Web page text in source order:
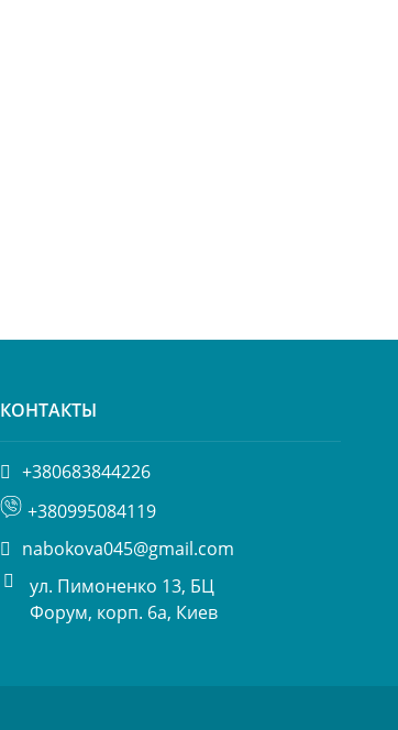
КОНТАКТЫ
+380683844226
+380995084119
nabokova045@gmail.com
ул. Пимоненко 13, БЦ
Форум, корп. 6а, Киев